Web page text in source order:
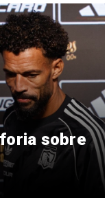
sobre